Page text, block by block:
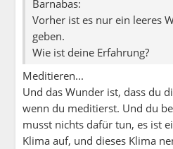
Barnabas:
Vorher ist es nur ein leeres
geben.
Wie ist deine Erfahrung?
Meditieren...
Und das Wunder ist, dass du
wenn du meditierst. Und du
musst nichts dafür tun, es ist
Klima auf, und dieses Klima